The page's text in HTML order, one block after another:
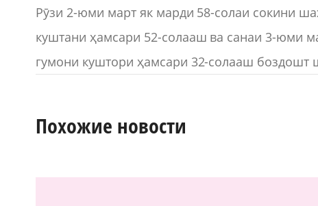
Рӯзи 2-юми март як марди 58-солаи сокини
куштани ҳамсари 52-солааш ва санаи 3-юми
гумони куштори ҳамсари 32-солааш боздошт
Похожие новости